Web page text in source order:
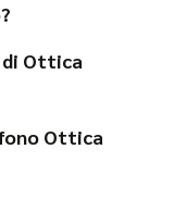
Ottica
Ottica